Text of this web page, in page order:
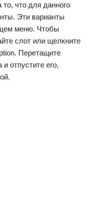
что для данного
Эти варианты
меню. Чтобы
слот или щелкните
Перетащите
отпустите его,